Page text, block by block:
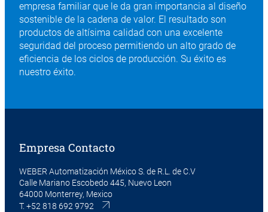
empresa familiar que le da gran importancia al diseño
sostenible de la cadena de valor. El resultado son
productos de altísima calidad con una excelente
seguridad del proceso permitiendo un alto grado de
eficiencia de los ciclos de producción. Su éxito es
nuestro éxito.
Empresa Contacto
WEBER Automatización México S. de R.L. de C.V
Calle Mariano Escobedo 445, Nuevo Leon
64000 Monterrey, Mexico
T. +52 818 692 9792